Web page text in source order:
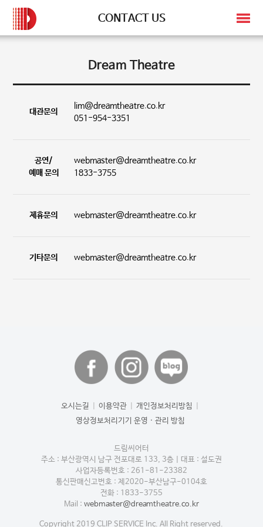
CONTACT US
Dream Theatre
대관문의
lim@dreamtheatre.co.kr
051-954-3351
공연/
예매 문의
webmaster@dreamtheatre.co.kr
1833-3755
제휴문의 webmaster@dreamtheatre.co.kr
기타문의 webmaster@dreamtheatre.co.kr
오시는길 이용약관 개인정보처리방침
영상정보처리기기 운영 · 관리 방침
드림씨어터
주소 : 부산광역시 남구 전포대로 133, 3층
대표 : 설도권
사업자등록번호 : 261-81-23382
통신판매신고번호 : 제2020-부산남구-0104호
전화 : 1833-3755
Mail : webmaster@dreamtheatre.co.kr
Copyright 2019 CLIP SERVICE Inc. All Right reserved.